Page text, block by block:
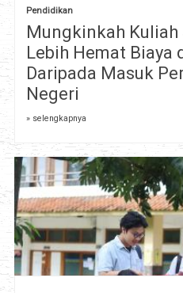
Pendidikan
Mungkinkah
Lebih Hemat Biaya
Daripada Masuk
Negeri
» selengkapnya